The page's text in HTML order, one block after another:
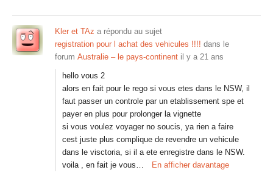
Kler et TAz a répondu au sujet
registration pour l achat des vehicules !!!! dans le
forum Australie – le pays-continent il y a 21 ans
hello vous 2
alors en fait pour le rego si vous etes dans le NSW, il
faut passer un controle par un etablissement spe et
payer en plus pour prolonger la vignette
si vous voulez voyager no soucis, ya rien a faire
cest juste plus complique de revendre un vehicule
dans le visctoria, si il a ete enregistre dans le NSW.
voila , en fait je vous…
En afficher davantage